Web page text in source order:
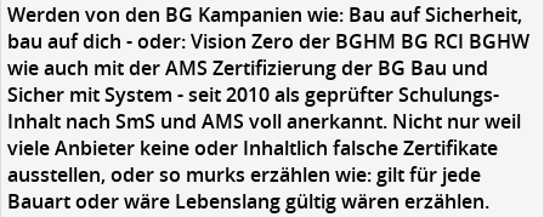
Werden von den BG Kampanien wie: Bau auf Sicherheit,
bau auf dich - oder: Vision Zero der BGHM BG RCI BGHW
wie auch mit der AMS Zertifizierung der BG Bau und
Sicher mit System - seit 2010 als geprüfter Schulungs-
Inhalt nach SmS und AMS voll anerkannt. Nicht nur weil
viele Anbieter keine oder Inhaltlich falsche Zertifikate
ausstellen, oder so murks erzählen wie: gilt für jede
Bauart oder wäre Lebenslang gültig wären erzählen.